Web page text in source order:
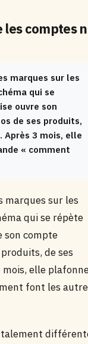
les comptes
marques sur les
qui se
ouvre son
de ses produits,
Après 3 mois, elle
« comment
marques sur les
qui se répète
son compte
de ses
mois, elle
font les